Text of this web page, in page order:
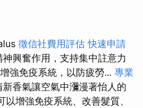
徵信社費用評估 快速申請
興奮作用，支持集中註意力
強免疫系統，以防疲勞... 專業
香氣讓空氣中瀰漫著怡人的
以增強免疫系統、改善髮質、